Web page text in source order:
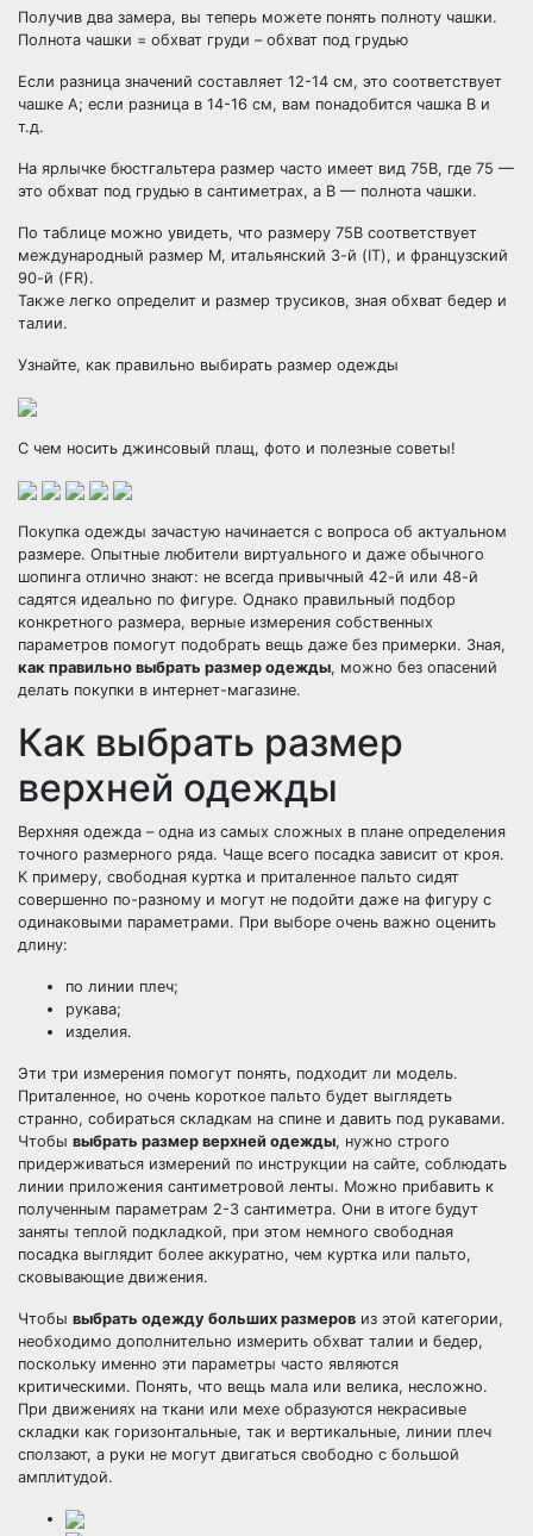
Получив два замера, вы теперь можете понять полноту чашки.
Полнота чашки = обхват груди – обхват под грудью
Если разница значений составляет 12-14 см, это соответствует
чашке А; если разница в 14-16 см, вам понадобится чашка В и
т.д.
На ярлычке бюстгальтера размер часто имеет вид 75В, где 75 —
это обхват под грудью в сантиметрах, а В — полнота чашки.
По таблице можно увидеть, что размеру 75B соответствует
международный размер M, итальянский 3-й (IT), и французский
90-й (FR).
Также легко определит и размер трусиков, зная обхват бедер и
талии.
Узнайте, как правильно выбирать размер одежды
С чем носить джинсовый плащ, фото и полезные советы!
Покупка одежды зачастую начинается с вопроса об актуальном
размере. Опытные любители виртуального и даже обычного
шопинга отлично знают: не всегда привычный 42-й или 48-й
садятся идеально по фигуре. Однако правильный подбор
конкретного размера, верные измерения собственных
параметров помогут подобрать вещь даже без примерки. Зная,
как правильно выбрать размер одежды, можно без опасений
делать покупки в интернет-магазине.
Как выбрать размер
верхней одежды
Верхняя одежда – одна из самых сложных в плане определения
точного размерного ряда. Чаще всего посадка зависит от кроя.
К примеру, свободная куртка и приталенное пальто сидят
совершенно по-разному и могут не подойти даже на фигуру с
одинаковыми параметрами. При выборе очень важно оценить
длину:
по линии плеч;
рукава;
изделия.
Эти три измерения помогут понять, подходит ли модель.
Приталенное, но очень короткое пальто будет выглядеть
странно, собираться складкам на спине и давить под рукавами.
Чтобы выбрать размер верхней одежды, нужно строго
придерживаться измерений по инструкции на сайте, соблюдать
линии приложения сантиметровой ленты. Можно прибавить к
полученным параметрам 2-3 сантиметра. Они в итоге будут
заняты теплой подкладкой, при этом немного свободная
посадка выглядит более аккуратно, чем куртка или пальто,
сковывающие движения.
Чтобы выбрать одежду больших размеров из этой категории,
необходимо дополнительно измерить обхват талии и бедер,
поскольку именно эти параметры часто являются
критическими. Понять, что вещь мала или велика, несложно.
При движениях на ткани или мехе образуются некрасивые
складки как горизонтальные, так и вертикальные, линии плеч
сползают, а руки не могут двигаться свободно с большой
амплитудой.